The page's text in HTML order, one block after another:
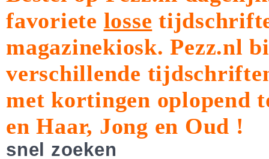
favoriete losse
magazinekiosk.Pezz.nl
verschillende
met kortingen oplopend
en Haar, Jong en Oud !
snel zoeken